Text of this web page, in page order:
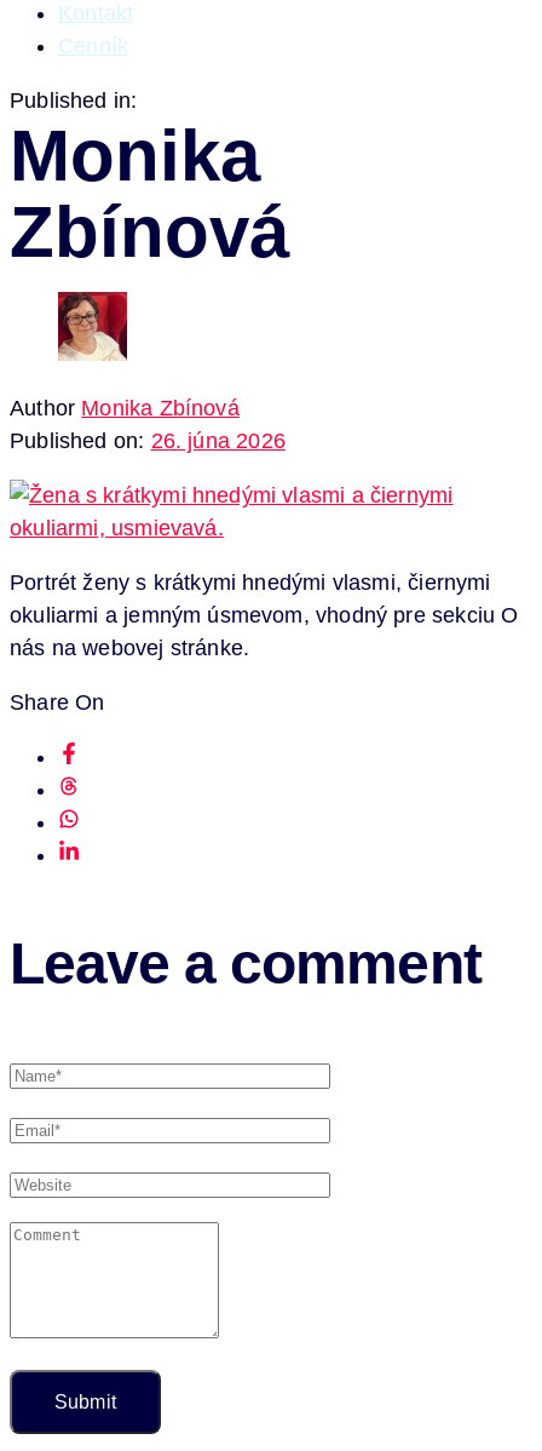
Kontakt
Cenník
Published in:
Monika
Zbínová
Author Monika Zbínová
Published on: 26. júna 2026
Portrét ženy s krátkymi hnedými vlasmi, čiernymi
okuliarmi a jemným úsmevom, vhodný pre sekciu O
nás na webovej stránke.
Share On
Leave a comment